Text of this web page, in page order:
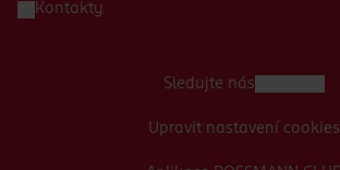
Kontakty
Sledujte nás
Upravit nastavení cookies